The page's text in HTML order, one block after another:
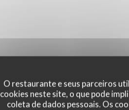
O restaurante e seus parceiros
cookies neste site, o que pode
coleta de dados pessoais. Os